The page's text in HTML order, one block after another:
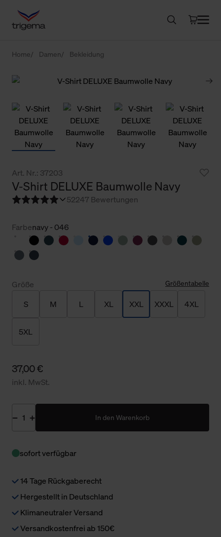
Home Damen Bekleidung
Art. Nr.: 37203
V-Shirt DELUXE Baumwolle Navy
52247 Bewertungen
Farbenavy - 046
Größe Größentabelle
S M L XL XXL XXXL 4XL
5XL
37,00 €
inkl. MwSt.
In den Warenkorb
sofort verfügbar
14 Tage Rückgaberecht
Hergestellt in Deutschland
Klimaneutraler Versand
Versandkostenfrei ab 150€